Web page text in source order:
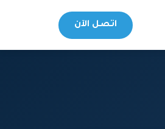
اتصل الآن